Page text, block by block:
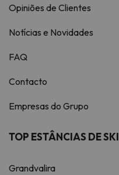
Opiniões de Clientes
Notícias e Novidades
FAQ
Contacto
Empresas do Grupo
TOP ESTÂNCIAS DE SKI
Grandvalira